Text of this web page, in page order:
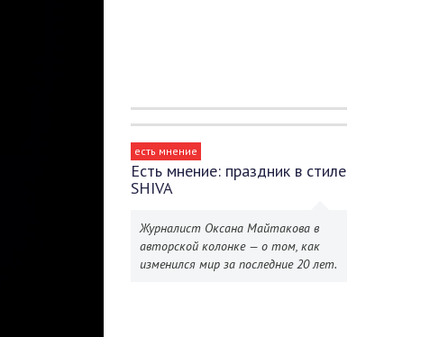
есть мнение
Есть мнение: праздник в стиле
SHIVA
Журналист Оксана Майтакова в
авторской колонке — о том, как
изменился мир за последние 20 лет.